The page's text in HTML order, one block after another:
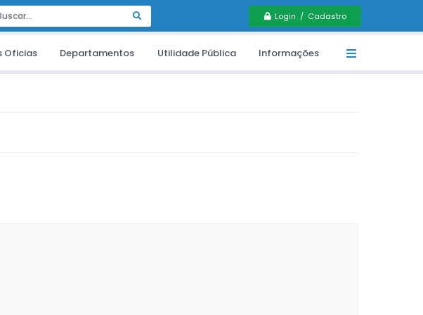
Login / Cadastro
Oficias Departamentos Utilidade Pública Informações